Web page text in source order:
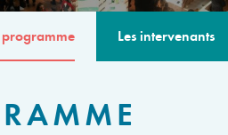
programme Les intervenants